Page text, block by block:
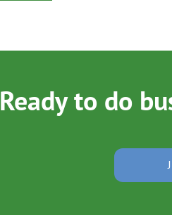
Ready to do